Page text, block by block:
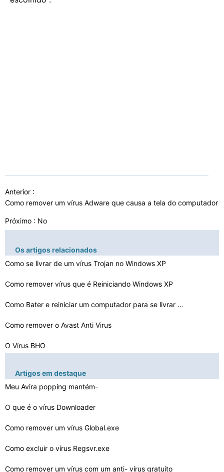
Anterior :
Como remover um vírus Adware que causa a tela do computador
Próximo : No
Os artigos relacionados
Como se livrar de um vírus Trojan no Windows XP
Como remover vírus que é Reiniciando Windows XP
Como Bater e reiniciar um computador para se livrar de …
Como remover o Avast Anti Virus
O Vírus BHO
Como excluir o vírus Khatra.exe
Como excluir um vírus on-line
Vírus Bejeweled
Como remover o vírus Regsvr.exe
Artigos em destaque
Meu Avira popping mantém-
O que é o vírus Downloader
Como remover um vírus Global.exe
Como excluir o vírus Regsvr.exe
Como remover um vírus com um anti- vírus gratuito